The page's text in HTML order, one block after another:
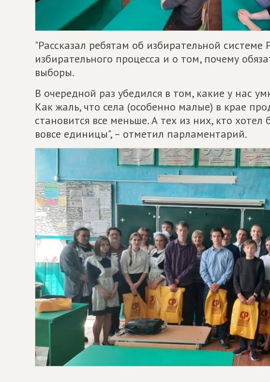
"Рассказал ребятам об избирательной системе
избирательного процесса и о том, почему
выборы.
В очередной раз убедился в том, какие у нас
Как жаль, что села (особенно малые) в крае
становится все меньше. А тех из них, кто хотел
вовсе единицы", – отметил парламентарий.